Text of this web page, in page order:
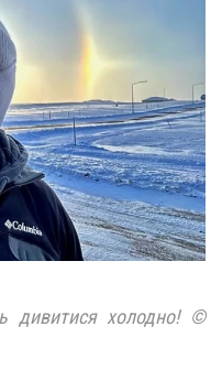
дивитися холодно! ©